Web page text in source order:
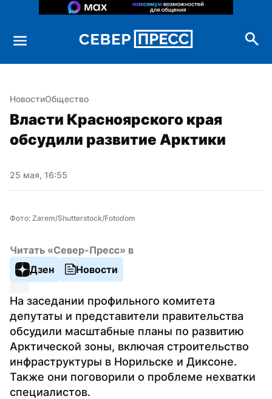
НовостиОбщество
Власти Красноярского края
обсудили развитие Арктики
25 мая, 16:55
Фото: Zarem/Shutterstock/Fotodom
Читать «Север-Пресс» в
Дзен
Новости
На заседании профильного комитета
депутаты и представители правительства
обсудили масштабные планы по развитию
Арктической зоны, включая строительство
инфраструктуры в Норильске и Диксоне.
Также они поговорили о проблеме нехватки
специалистов.